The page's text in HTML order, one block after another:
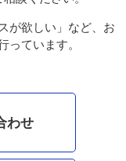
が欲しい」など、お
っています。
わせ